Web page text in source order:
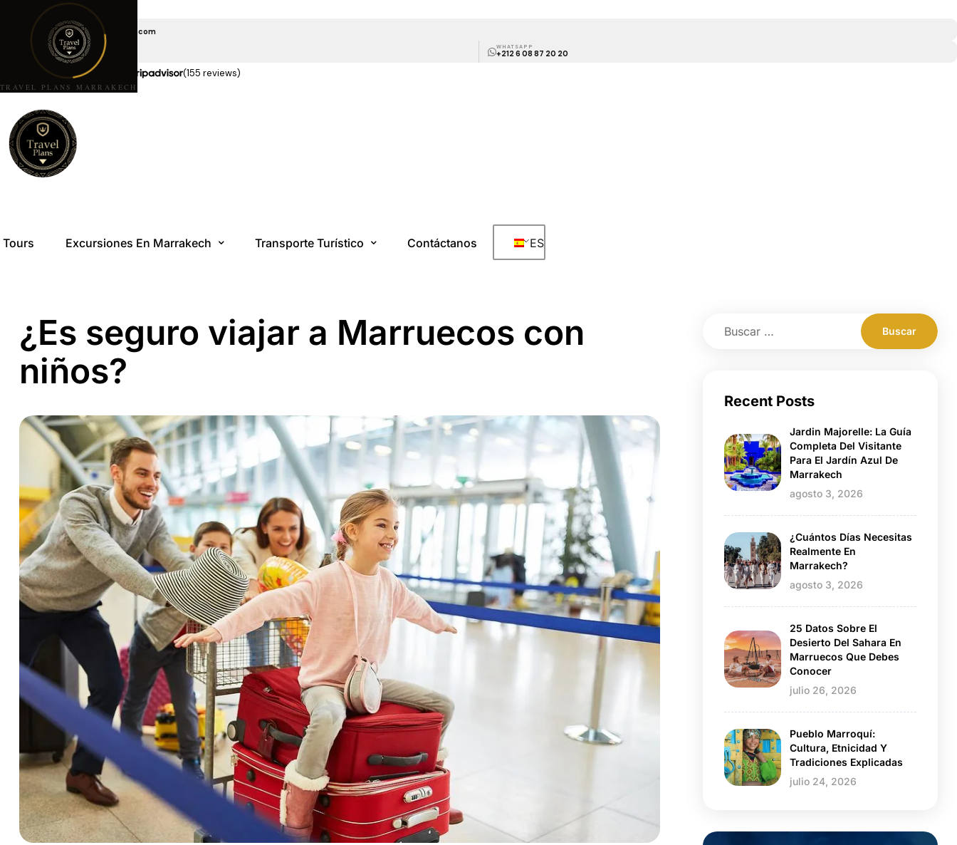
TRAVEL PLANS MARRAKECH
travelplansmarrakech@gmail.com
LLÁMANOS
+212 6 08 85 10 10
WHATSAPP
+212 6 08 87 20 20
★★★★★ 5,0 estrellas en (155 reviews)
Tours Excursiones En Marrakech Transporte Turístico Contáctanos ES
¿Es seguro viajar a Marruecos con
niños?
Recent Posts
agosto 3, 2026
Jardin Majorelle: La Guía
Completa Del Visitante
Para El Jardín Azul De
Marrakech
agosto 3, 2026
¿Cuántos Días Necesitas
Realmente En
Marrakech?
julio 26, 2026
25 Datos Sobre El
Desierto Del Sahara En
Marruecos Que Debes
Conocer
julio 24, 2026
Pueblo Marroquí:
Cultura, Etnicidad Y
Tradiciones Explicadas